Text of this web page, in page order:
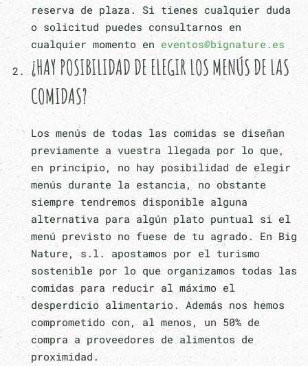
reserva de plaza. Si tienes cualquier duda
o solicitud puedes consultarnos en
cualquier momento en eventos@bignature.es
¿HAY POSIBILIDAD DE ELEGIR LOS MENÚS DE LAS
COMIDAS?
Los menús de todas las comidas se diseñan
previamente a vuestra llegada por lo que,
en principio, no hay posibilidad de elegir
menús durante la estancia, no obstante
siempre tendremos disponible alguna
alternativa para algún plato puntual si el
menú previsto no fuese de tu agrado. En Big
Nature, s.l. apostamos por el turismo
sostenible por lo que organizamos todas las
comidas para reducir al máximo el
desperdicio alimentario. Además nos hemos
comprometido con, al menos, un 50% de
compra a proveedores de alimentos de
proximidad.